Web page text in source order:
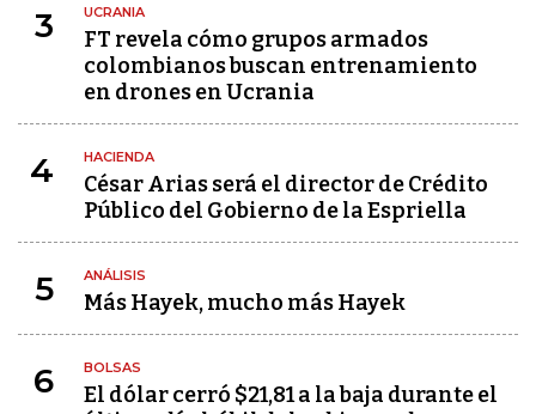
3 UCRANIA
FT revela cómo grupos armados
colombianos buscan entrenamiento
en drones en Ucrania
4 HACIENDA
César Arias será el director de Crédito
Público del Gobierno de la Espriella
5 ANÁLISIS
Más Hayek, mucho más Hayek
6 BOLSAS
El dólar cerró $21,81 a la baja durante el